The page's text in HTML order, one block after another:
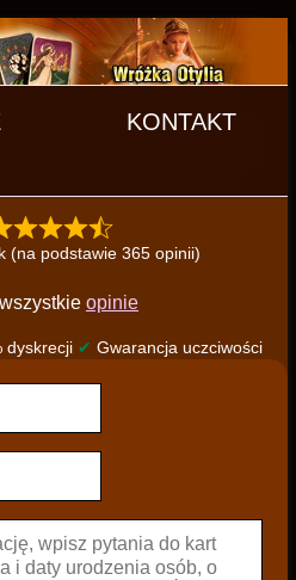
KONTAKT
(na podstawie 365 opinii)
opinie
dyskrecji ✔ Gwarancja uczciwości